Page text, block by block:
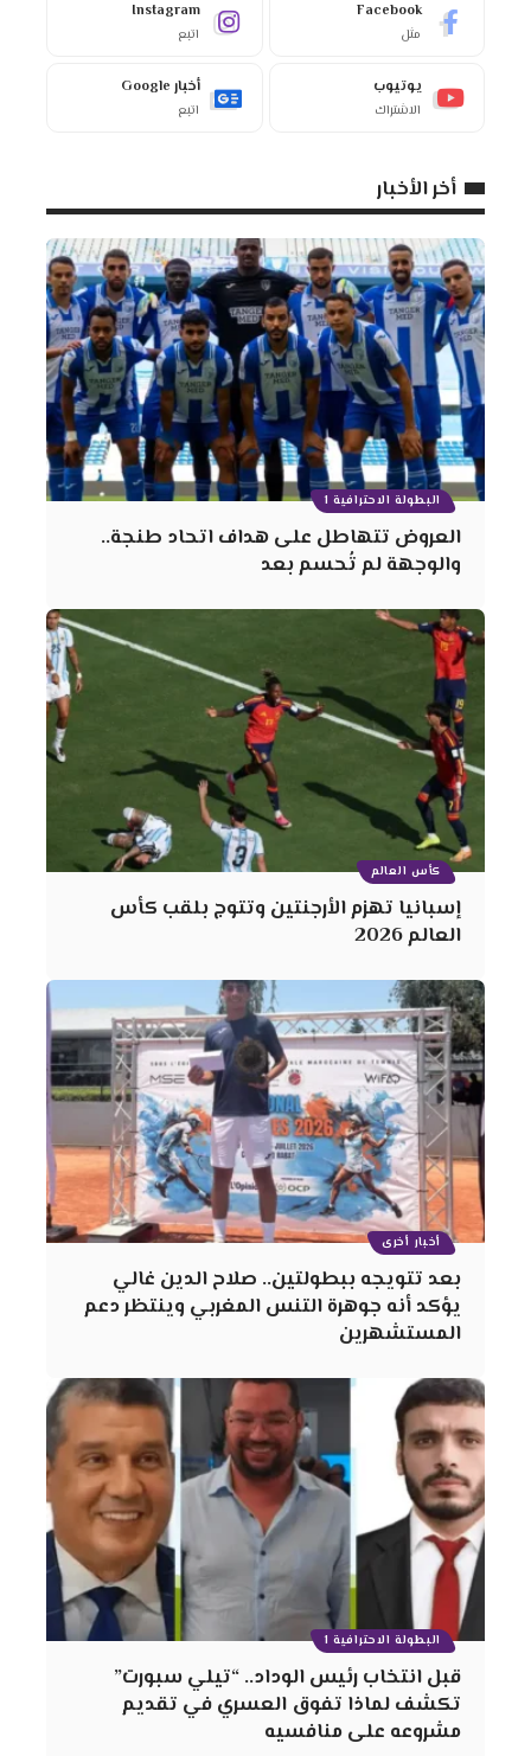
Facebook
مثل
Instagram
اتبع
يوتيوب
الاشتراك
أخبار Google
اتبع
أخر الأخبار
البطولة الاحترافية 1
العروض تتهاطل على هداف اتحاد طنجة..
والوجهة لم تُحسم بعد
كأس العالم
إسبانيا تهزم الأرجنتين وتتوج بلقب كأس
العالم 2026
أخبار أخرى
بعد تتويجه ببطولتين.. صلاح الدين غالي
يؤكد أنه جوهرة التنس المغربي وينتظر دعم
المستشهرين
البطولة الاحترافية 1
قبل انتخاب رئيس الوداد.. “تيلي سبورت”
تكشف لماذا تفوق العسري في تقديم
مشروعه على منافسيه